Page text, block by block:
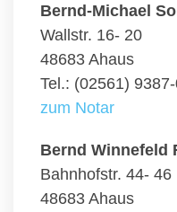
Bernd-Michael
Wallstr. 16- 20
48683 Ahaus
Tel.: (02561)
zum Notar
Bernd Winnefeld
Bahnhofstr. 44- 46
48683 Ahaus